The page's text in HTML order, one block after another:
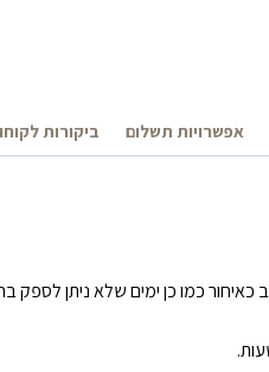
אפשרויות תשלום ביקורות